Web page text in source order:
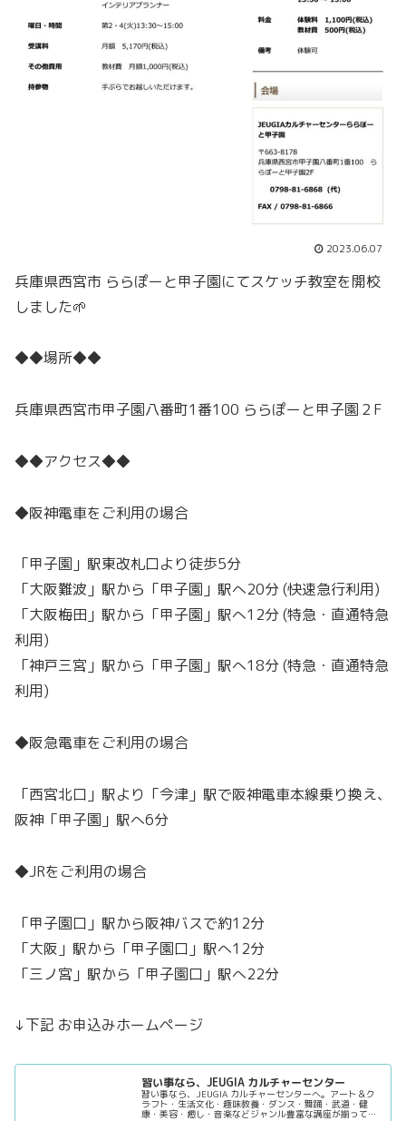
2023.06.07
兵庫県西宮市 ららぽーと甲子園にてスケッチ教室を開校
しました🌱
◆◆場所◆◆
兵庫県西宮市甲子園八番町1番100 ららぽーと甲子園２F
◆◆アクセス◆◆
◆阪神電車をご利用の場合
「甲子園」駅東改札口より徒歩5分
「大阪難波」駅から「甲子園」駅へ20分 (快速急行利用)
「大阪梅田」駅から「甲子園」駅へ12分 (特急・直通特急
利用)
「神戸三宮」駅から「甲子園」駅へ18分 (特急・直通特急
利用)
◆阪急電車をご利用の場合
「西宮北口」駅より「今津」駅で阪神電車本線乗り換え、
阪神「甲子園」駅へ6分
◆JRをご利用の場合
「甲子園口」駅から阪神バスで約12分
「大阪」駅から「甲子園口」駅へ12分
「三ノ宮」駅から「甲子園口」駅へ22分
↓下記 お申込みホームページ
習い事なら、JEUGIA カルチャーセンター
習い事なら、JEUGIA カルチャーセンターへ。アート＆ク
ラフト・生活文化・趣味教養・ダンス・舞踊・武道・健
康・美容・癒し・音楽などジャンル豊富な講座が揃ってい